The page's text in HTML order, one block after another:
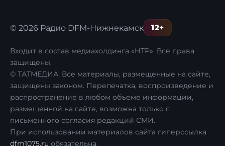
© 2026 Радио DFM-Нижнекамск 12+
Входит в состав медиахолдинга «НТР». Все права
защищены.
© ТАТМЕДИА. Все материалы, размещенные на сайте,
защищены законом. Перепечатка, воспроизведение и
распространение в любом объеме информации,
размещенной на сайте, возможна только с
письменного согласия редакций СМИ.
При использовании материалов сайта гиперссылка
dfm1075.ru обязательна.